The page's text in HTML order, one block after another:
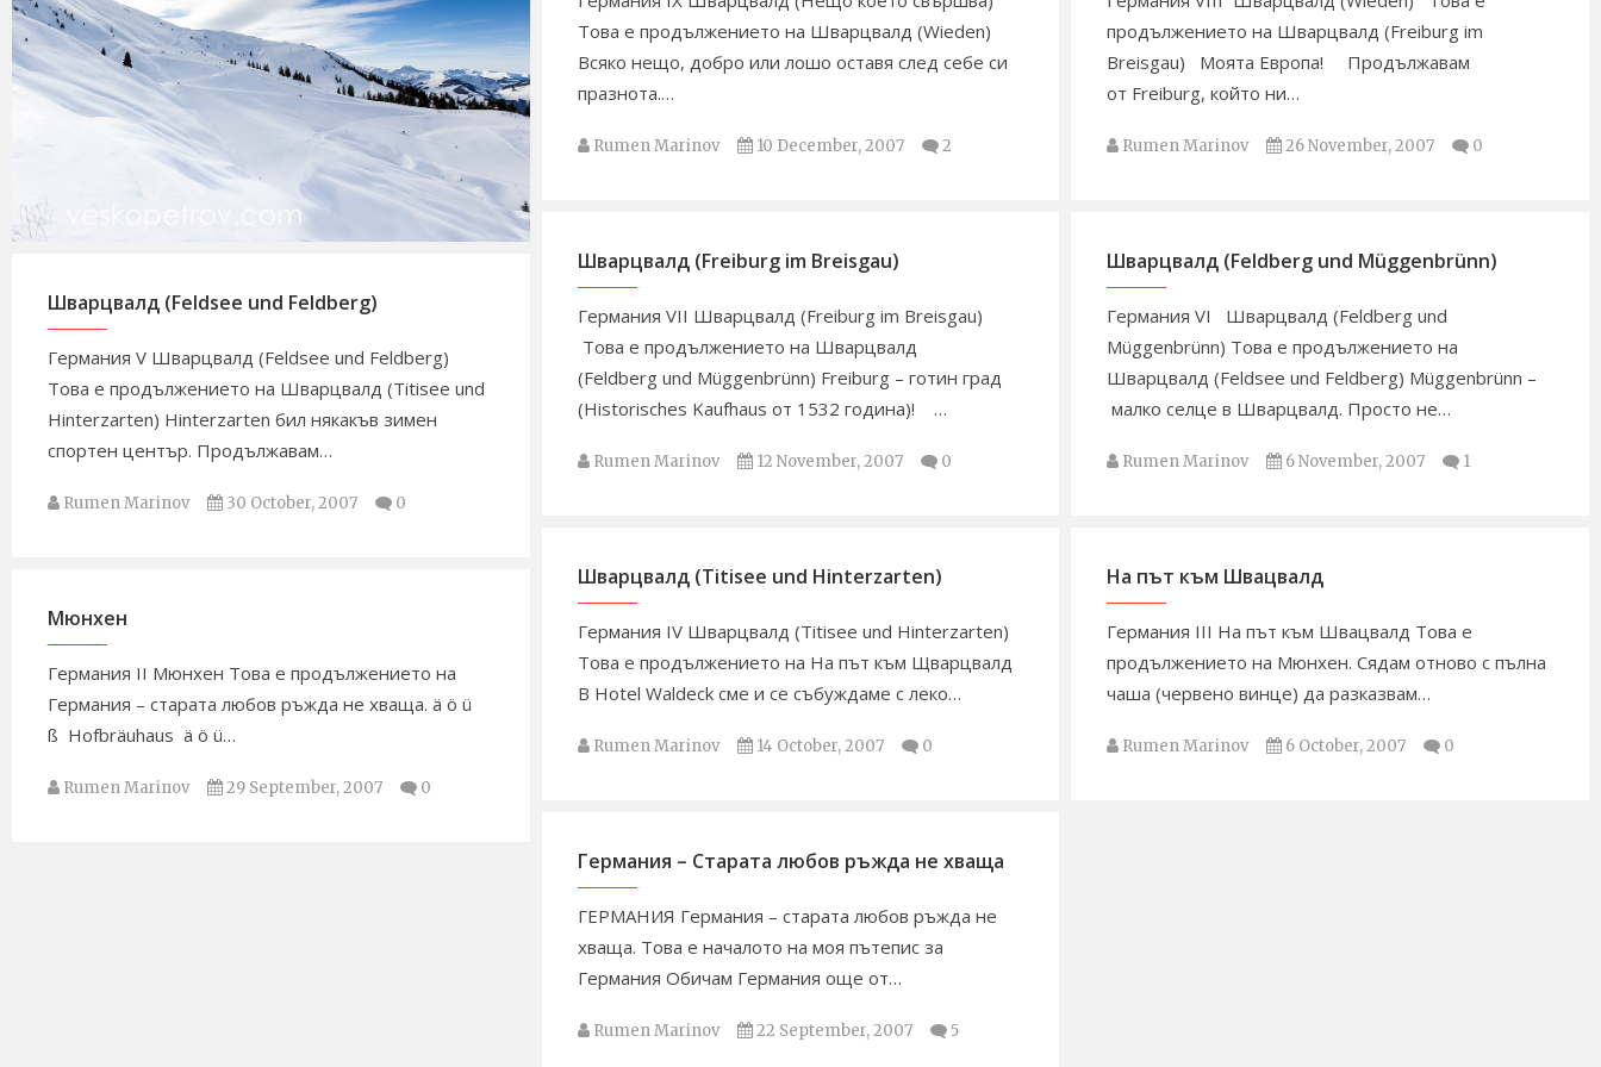
Това е продължението на Шварцвалд (Wieden)
Всяко нещо, добро или лошо оставя след себе си
празнота.…
Rumen Marinov 10 December, 2007 2
продължението на Шварцвалд (Freiburg im
Breisgau) Mоята Европа! Продължавам
от Freiburg, който ни…
Rumen Marinov 26 November, 2007 0
Шварцвалд (Freiburg im Breisgau)
Германия VII Шварцвалд (Freiburg im Breisgau)
Това е продължението на Шварцвалд
(Feldberg und Müggenbrünn) Freiburg – готин град
(Historisches Kaufhaus от 1532 година)! …
Rumen Marinov 12 November, 2007 0
Шварцвалд (Feldberg und Müggenbrünn)
Германия VI Шварцвалд (Feldberg und
Müggenbrünn) Това е продължението на
Шварцвалд (Feldsee und Feldberg) Müggenbrünn –
малко селце в Шварцвалд. Просто не…
Rumen Marinov 6 November, 2007 1
Шварцвалд (Feldsee und Feldberg)
Германия V Шварцвалд (Feldsee und Feldberg)
Това е продължението на Шварцвалд (Titisee und
Hinterzarten) Hinterzarten бил някакъв зимен
спортен център. Продължавам…
Rumen Marinov 30 October, 2007 0
Шварцвалд (Titisee und Hinterzarten)
Германия IV Шварцвалд (Titisee und Hinterzarten)
Това е продължението на На път към Щварцвалд
В Hotel Waldeck сме и се събуждаме с леко…
Rumen Marinov 14 October, 2007 0
На път към Швацвалд
Германия III На път към Швацвалд Това е
продължението на Мюнхен. Сядам отново с пълна
чаша (червено винце) да разказвам…
Rumen Marinov 6 October, 2007 0
Мюнхен
Германия II Мюнхен Това е продължението на
Германия – старата любов ръжда не хваща. ä ö ü
ß Hofbräuhaus ä ö ü…
Rumen Marinov 29 September, 2007 0
Германия – Старата любов ръжда не хваща
ГЕРМАНИЯ Германия – старата любов ръжда не
хваща. Това е началото на моя пътепис за
Германия Обичам Германия още от…
Rumen Marinov 22 September, 2007 5